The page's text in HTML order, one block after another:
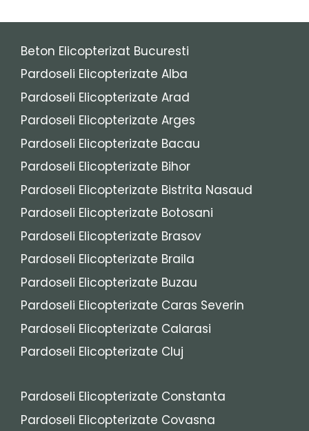
Beton Elicopterizat Bucuresti
Pardoseli Elicopterizate Alba
Pardoseli Elicopterizate Arad
Pardoseli Elicopterizate Arges
Pardoseli Elicopterizate Bacau
Pardoseli Elicopterizate Bihor
Pardoseli Elicopterizate Bistrita Nasaud
Pardoseli Elicopterizate Botosani
Pardoseli Elicopterizate Brasov
Pardoseli Elicopterizate Braila
Pardoseli Elicopterizate Buzau
Pardoseli Elicopterizate Caras Severin
Pardoseli Elicopterizate Calarasi
Pardoseli Elicopterizate Cluj
Pardoseli Elicopterizate Constanta
Pardoseli Elicopterizate Covasna